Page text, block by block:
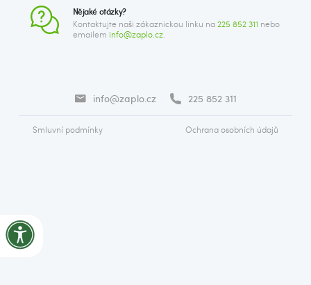
Nějaké otázky?
Kontaktujte naši zákaznickou linku na225 852 311 nebo
emailem info@zaplo.cz.
info@zaplo.cz 225 852 311
Smluvní podmínky Ochrana osobních údajů